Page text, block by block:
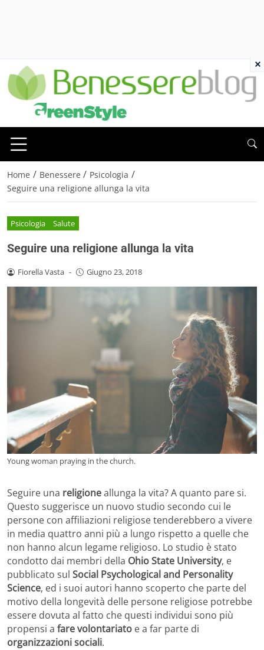
Home / Benessere / Psicologia /
Seguire una religione allunga la vita
Psicologia Salute
Seguire una religione allunga la vita
Fiorella Vasta - Giugno 23, 2018
Young woman praying in the church.
Seguire una religioneallunga la vita? A quanto pare si.
Questo suggerisce un nuovo studio secondo cui le
persone con affiliazioni religiose tenderebbero a vivere
in media quattro anni più a lungo rispetto a quelle che
non hanno alcun legame religioso. Lo studio è stato
condotto dai membri della Ohio State University, e
pubblicato sul Social Psychological and Personality
Science, ed i suoi autori hanno scoperto che parte del
motivo della longevità delle persone religiose potrebbe
essere dovuta al fatto che questi individui sono più
propensi a fare volontariato e a far parte di
organizzazioni sociali.
×